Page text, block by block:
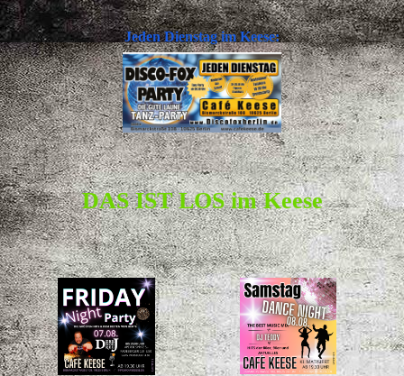
Jeden Dienstag im Keese:
DAS IST LOSim Keese